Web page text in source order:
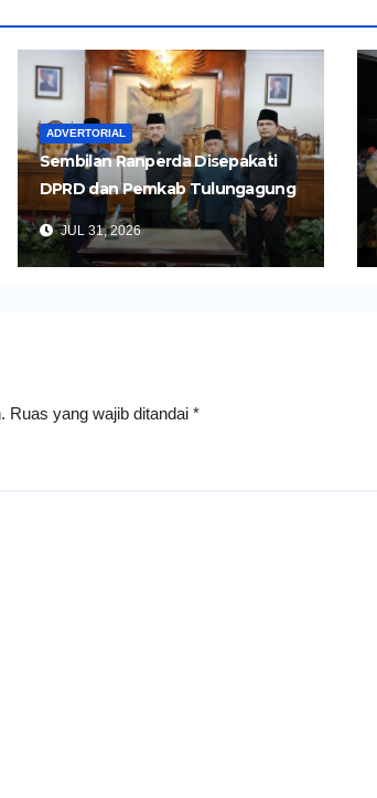
ADVERTORIAL
Sembilan Ranperda Disepakati
DPRD dan Pemkab Tulungagung
Untuk Perkuat Pembangunan
Daerah
JUL 31, 2026
Ruas yang wajib ditandai *